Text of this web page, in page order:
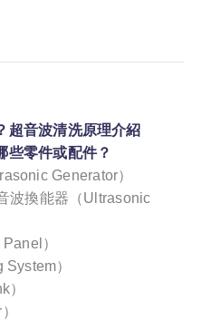
超音波清洗原理介紹
些零件或配件？
Generator）
波換能器（Ultrasonic
）
）
）